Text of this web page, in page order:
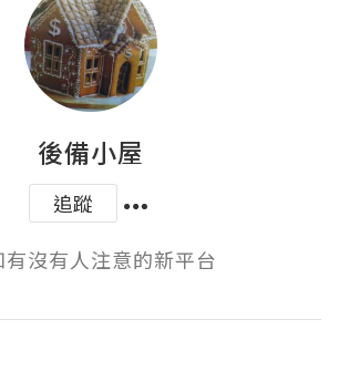
後備小屋
追蹤
有沒有人注意的新平台